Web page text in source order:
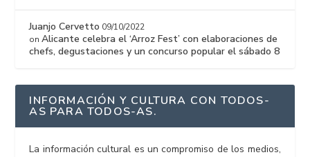
Juanjo Cervetto 09/10/2022
onAlicante celebra el ‘Arroz Fest’ con elaboraciones de
chefs, degustaciones y un concurso popular el sábado 8
INFORMACIÓN Y CULTURA CON TODOS-
AS PARA TODOS-AS.
La información cultural es un compromiso de los medios,